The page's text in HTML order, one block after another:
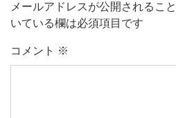
メールアドレスが公開されるこ
いている欄は必須項目です
コメント ※